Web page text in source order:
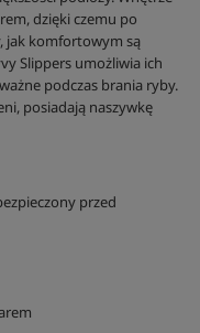
dzięki czemu po
jak komfortowym są
Slippers umożliwia ich
podczas brania ryby.
posiadają naszywkę
przed